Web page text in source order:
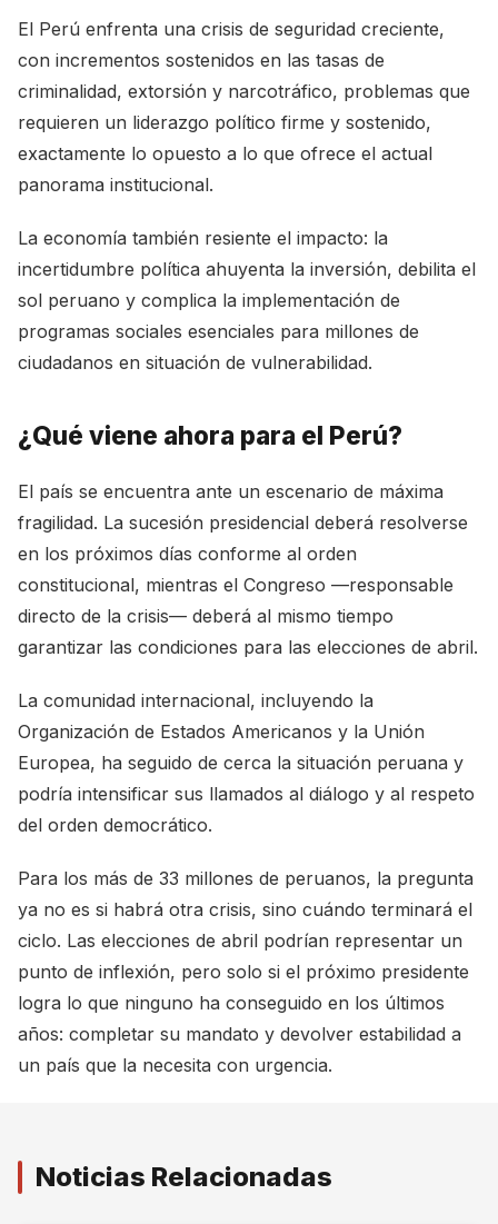
El Perú enfrenta una crisis de seguridad creciente,
con incrementos sostenidos en las tasas de
criminalidad, extorsión y narcotráfico, problemas que
requieren un liderazgo político firme y sostenido,
exactamente lo opuesto a lo que ofrece el actual
panorama institucional.
La economía también resiente el impacto: la
incertidumbre política ahuyenta la inversión, debilita el
sol peruano y complica la implementación de
programas sociales esenciales para millones de
ciudadanos en situación de vulnerabilidad.
¿Qué viene ahora para el Perú?
El país se encuentra ante un escenario de máxima
fragilidad. La sucesión presidencial deberá resolverse
en los próximos días conforme al orden
constitucional, mientras el Congreso —responsable
directo de la crisis— deberá al mismo tiempo
garantizar las condiciones para las elecciones de abril.
La comunidad internacional, incluyendo la
Organización de Estados Americanos y la Unión
Europea, ha seguido de cerca la situación peruana y
podría intensificar sus llamados al diálogo y al respeto
del orden democrático.
Para los más de 33 millones de peruanos, la pregunta
ya no es si habrá otra crisis, sino cuándo terminará el
ciclo. Las elecciones de abril podrían representar un
punto de inflexión, pero solo si el próximo presidente
logra lo que ninguno ha conseguido en los últimos
años: completar su mandato y devolver estabilidad a
un país que la necesita con urgencia.
Noticias Relacionadas